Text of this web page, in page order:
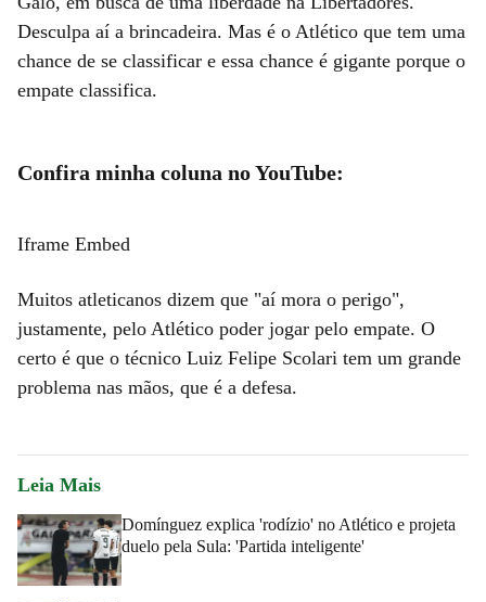
Desculpa aí a brincadeira. Mas é o Atlético que tem uma
chance de se classificar e essa chance é gigante porque o
empate classifica.
Confira minha coluna no YouTube:
Iframe Embed
Muitos atleticanos dizem que "aí mora o perigo",
justamente, pelo Atlético poder jogar pelo empate. O
certo é que o técnico Luiz Felipe Scolari tem um grande
problema nas mãos, que é a defesa.
Leia Mais
Domínguez explica 'rodízio' no Atlético e projeta
duelo pela Sula: 'Partida inteligente'